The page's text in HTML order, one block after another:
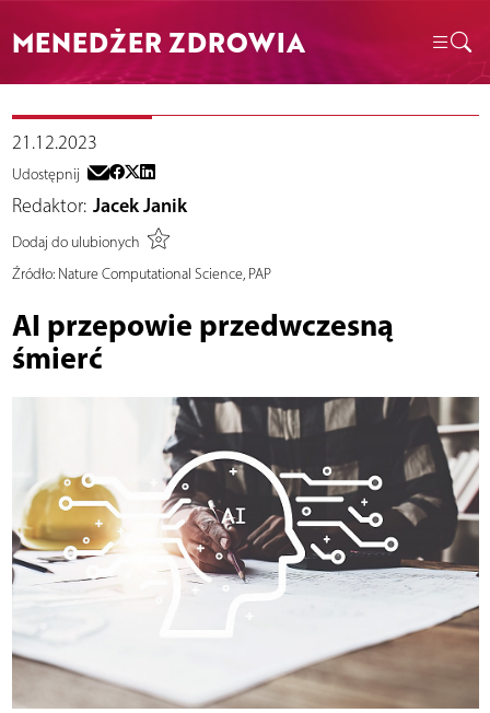
MENEDŻER ZDROWIA
21.12.2023
Udostępnij
Redaktor: Jacek Janik
Dodaj do ulubionych
Źródło:Nature Computational Science, PAP
AI przepowie przedwczesną
śmierć